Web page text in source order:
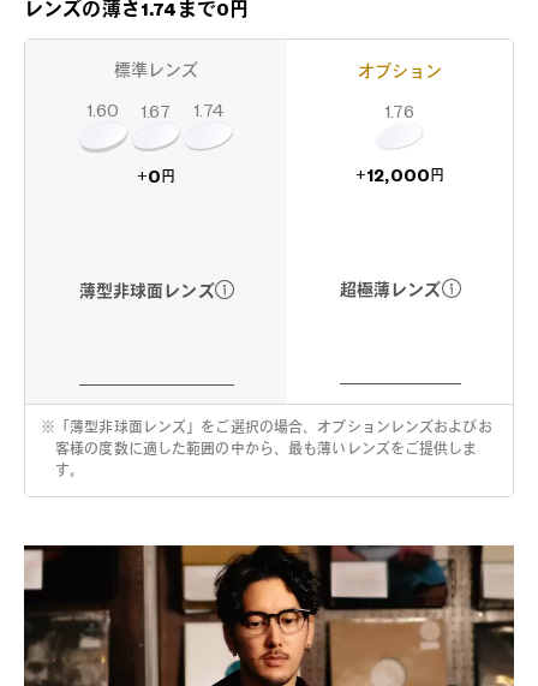
レンズの薄さ1.74まで0円
標準レンズ
1.60 1.67 1.74
+0 円
薄型非球面レンズ
オプション
1.76
+12,000 円
超極薄レンズ
※
「薄型非球面レンズ」をご選択の場合、オプションレンズおよびお
客様の度数に適した範囲の中から、最も薄いレンズをご提供しま
す。